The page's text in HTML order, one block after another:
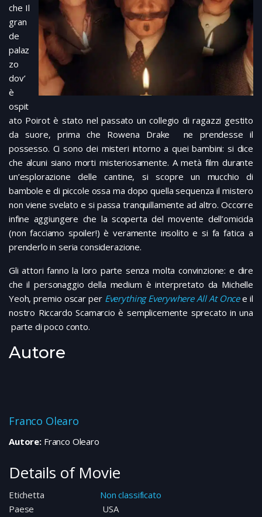
che Il
gran
de
palaz
zo
dov’
è
ospit
ato Poirot è stato nel passato un collegio di ragazzi gestito
da suore, prima che Rowena Drake ne prendesse il
possesso. Ci sono dei misteri intorno a quei bambini: si dice
che alcuni siano morti misteriosamente. A metà film durante
un’esplorazione delle cantine, si scopre un mucchio di
bambole e di piccole ossa ma dopo quella sequenza il mistero
non viene svelato e si passa tranquillamente ad altro. Occorre
infine aggiungere che la scoperta del movente dell’omicida
(non facciamo spoiler!) è veramente insolito e si fa fatica a
prenderlo in seria considerazione.
Gli attori fanno la loro parte senza molta convinzione: e dire
che il personaggio della medium è interpretato da Michelle
Yeoh, premio oscar per Everything Everywhere All At Once e il
nostro Riccardo Scamarcio è semplicemente sprecato in una
parte di poco conto.
Autore
Franco Olearo
Autore:Franco Olearo
Details of Movie
Etichetta
Non classificato
Paese
USA